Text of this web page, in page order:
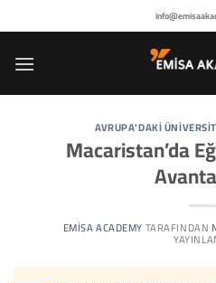
atla
AVRUPA'DAKI
Macaristan’da
EMISA ACADEMYTARAFINDAN